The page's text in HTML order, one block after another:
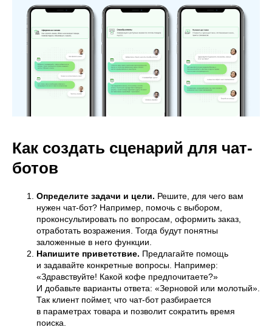
Как создать сценарий для чат-
ботов
Определите задачи и цели. Решите, для чего вам
нужен чат-бот? Например, помочь с выбором,
проконсультировать по вопросам, оформить заказ,
отработать возражения. Тогда будут понятны
заложенные в него функции.
Напишите приветствие. Предлагайте помощь
и задавайте конкретные вопросы. Например:
«Здравствуйте! Какой кофе предпочитаете?»
И добавьте варианты ответа: «Зерновой или молотый».
Так клиент поймет, что чат-бот разбирается
в параметрах товара и позволит сократить время
поиска.